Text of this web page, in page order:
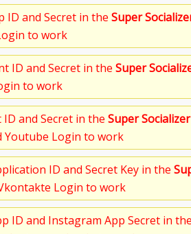
ID and Secret in the Super
to work
ID and Secret in the Super
to work
and Secret in the Super Socializer
Youtube Login to work
ID and Secret Key in the
Login to work
ID and Instagram App Secret in the